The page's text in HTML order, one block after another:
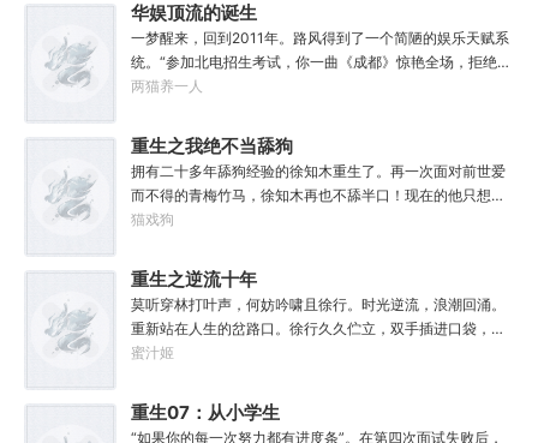
华娱顶流的诞生
一梦醒来，回到2011年。路风得到了一个简陋的娱乐天赋系
统。“参加北电招生考试，你一曲《成都》惊艳全场，拒绝蜜
姐邀请，发疯苦学备战高考，以专业第一名入学，恭喜你，
想窒息，带资进组，截胡男一号，与狮姐疯狂炒CP，成功登
顶周票房冠军，恭喜你，获得了【张震的卓越气质】”……什
么是顶流？永争第一，绝不服输！强大的人气，恐怖的票
房，无敌的收视率，踏着无数对手铸就威名，颜值与才华并
存，真实不做作，拥有一个广为流传的爱恨恩怨故事。十年
两猫养一人
重生之我绝不当舔狗
拥有二十多年舔狗经验的徐知木重生了。再一次面对前世爱
而不得的青梅竹马，徐知木再也不舔半口！现在的他只想赚
点钱，去寻找自己真正的宝藏女孩，可是……“知木你最近怎
木，我的电脑又坏了，你再来帮我修修好不好。”“知木，我
想你了，给我一次机会好不好……”凌晨十二点收到信息的徐
知木陷入沉思。姑娘，怎么你成舔狗了？
猫戏狗
重生之逆流十年
莫听穿林打叶声，何妨吟啸且徐行。时光逆流，浪潮回涌。
重新站在人生的岔路口。徐行久久伫立，双手插进口袋，轻
快的吹了声口哨，踏上新的旅途——回首向来萧瑟处，归
灭。“上辈子的遗憾弥补了，但重来一回，还是会有新的遗憾
产生。”几年后，徐·手游霸主·米狐游天使投资人·微讯创始人·
蜜汁姬
重生07：从小学生
“如果你的每一次努力都有进度条”。在第四次面试失败后，